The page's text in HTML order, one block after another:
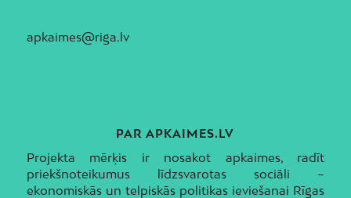
apkaimes@riga.lv
PAR APKAIMES.LV
Projekta mērķis ir nosakot apkaimes, radīt
priekšnoteikumus līdzsvarotas sociāli –
ekonomiskās un telpiskās politikas ieviešanai Rīgas